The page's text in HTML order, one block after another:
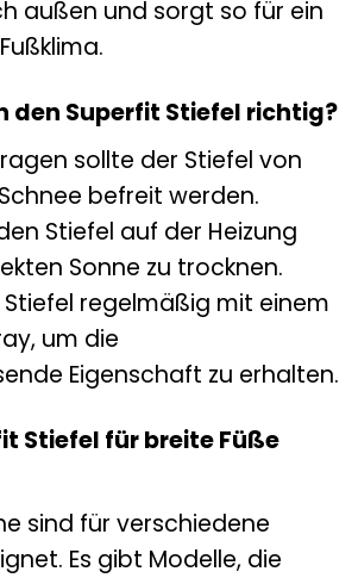
außen und sorgt so für ein
den Superfit Stiefel richtig?
sollte der Stiefel von
befreit werden.
Stiefel auf der Heizung
Sonne zu trocknen.
regelmäßig mit einem
um die
Eigenschaft zu erhalten.
Stiefel für breite Füße
sind für verschiedene
Es gibt Modelle, die